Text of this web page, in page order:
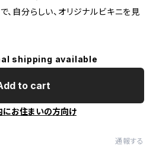
、自分らしい、オリジナルビキニを見
shipping available
to cart
にお住まいの方向け
通報する